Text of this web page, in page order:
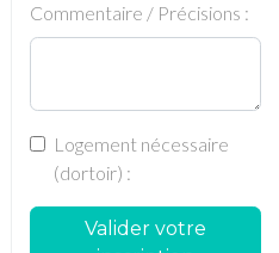
Commentaire / Précisions :
Logement nécessaire
(dortoir) :
Valider votre